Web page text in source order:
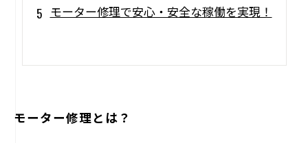
モーター修理で安心・安全な稼働を実現！
モーター修理とは？